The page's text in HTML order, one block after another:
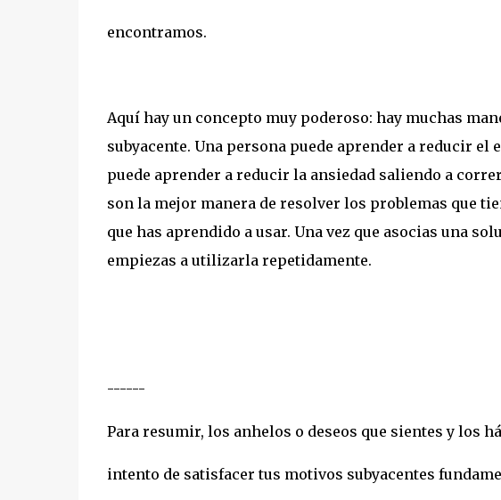
encontramos.
Aquí hay un concepto muy poderoso: hay muchas
subyacente. Una persona puede aprender a reducir
puede aprender a reducir la ansiedad saliendo a
son la mejor manera de resolver los problemas que
que has aprendido a usar. Una vez que asocias una
empiezas a utilizarla repetidamente.
------
Para resumir, los anhelos o deseos que sientes y los
intento de satisfacer tus motivos subyacentes